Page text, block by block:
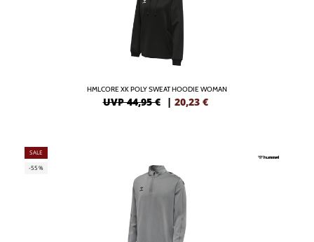
HMLCORE XK POLY SWEAT HOODIE WOMAN
UVP 44,95 € | 20,23 €
SALE
-55%